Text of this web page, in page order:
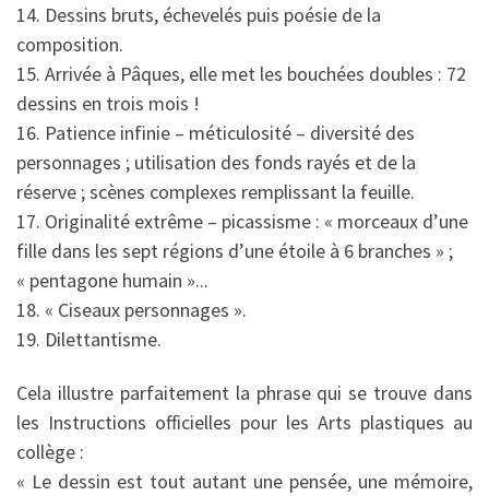
14. Dessins bruts, échevelés puis poésie de la
composition.
15. Arrivée à Pâques, elle met les bouchées doubles : 72
dessins en trois mois !
16. Patience infinie – méticulosité – diversité des
personnages ; utilisation des fonds rayés et de la
réserve ; scènes complexes remplissant la feuille.
17. Originalité extrême – picassisme : « morceaux d’une
fille dans les sept régions d’une étoile à 6 bran­ches » ;
« pentagone humain »...
18. « Ciseaux personnages ».
19. Dilettantisme.
Cela illustre parfaitement la phrase qui se trouve dans
les Instructions officielles pour les Arts plastiques au
collège :
« Le dessin est tout autant une pensée, une mémoire,